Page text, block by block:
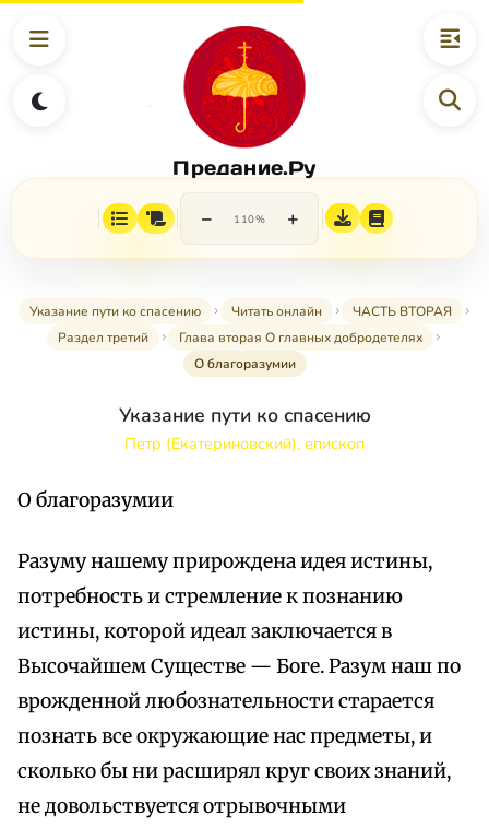
Предание.Ру
− 110% +
Указание пути ко спасению Читать онлайн
ЧАСТЬ ВТОРАЯ
Раздел третий
Глава вторая О главных добродетелях
О благоразумии
Указание пути ко спасению
Петр (Екатериновский), епископ
О благоразумии
Разуму нашему прирождена идея истины,
потребность и стремление к познанию
истины, которой идеал заключается в
Высочайшем Существе — Боге. Разум наш по
врожденной любознательности старается
познать все окружающие нас предметы, и
сколько бы ни расширял круг своих знаний,
не довольствуется отрывочными